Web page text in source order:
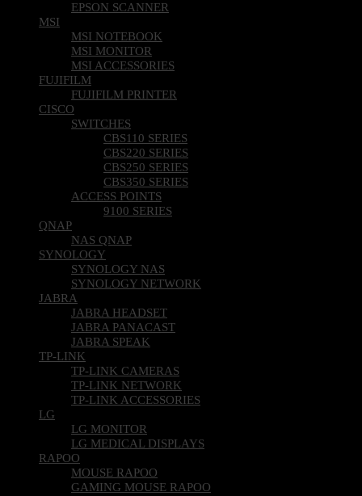
EPSON SCANNER
MSI
MSI NOTEBOOK
MSI MONITOR
MSI ACCESSORIES
FUJIFILM
FUJIFILM PRINTER
CISCO
SWITCHES
CBS110 SERIES
CBS220 SERIES
CBS250 SERIES
CBS350 SERIES
ACCESS POINTS
9100 SERIES
QNAP
NAS QNAP
SYNOLOGY
SYNOLOGY NAS
SYNOLOGY NETWORK
JABRA
JABRA HEADSET
JABRA PANACAST
JABRA SPEAK
TP-LINK
TP-LINK CAMERAS
TP-LINK NETWORK
TP-LINK ACCESSORIES
LG
LG MONITOR
LG MEDICAL DISPLAYS
RAPOO
MOUSE RAPOO
GAMING MOUSE RAPOO